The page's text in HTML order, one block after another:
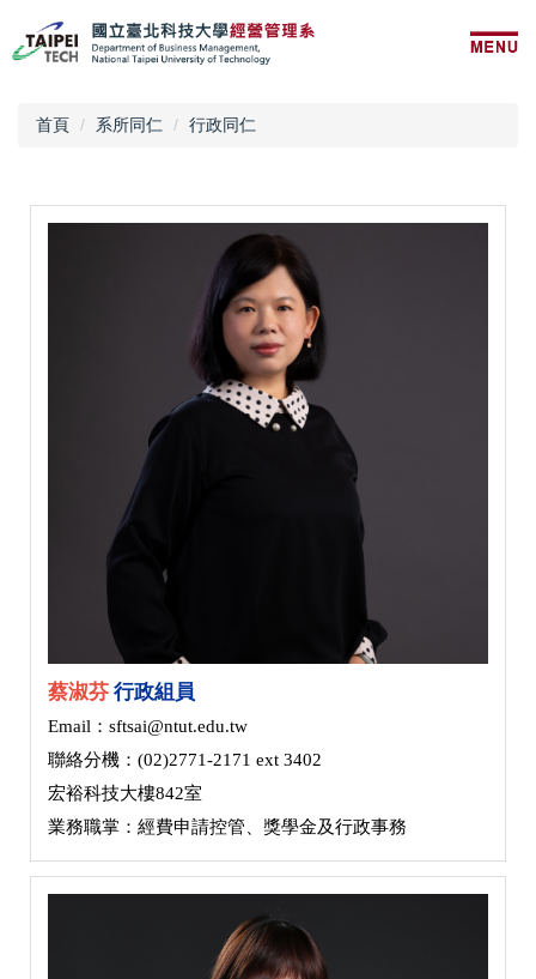
到
主
首頁 系所同仁 行政同仁
蔡淑芬 行政組員
Email：sftsai@ntut.edu.tw
聯絡分機：(02)2771-2171 ext 3402
宏裕科技大樓842室
業務職掌：經費申請控管、獎學金及行政事務